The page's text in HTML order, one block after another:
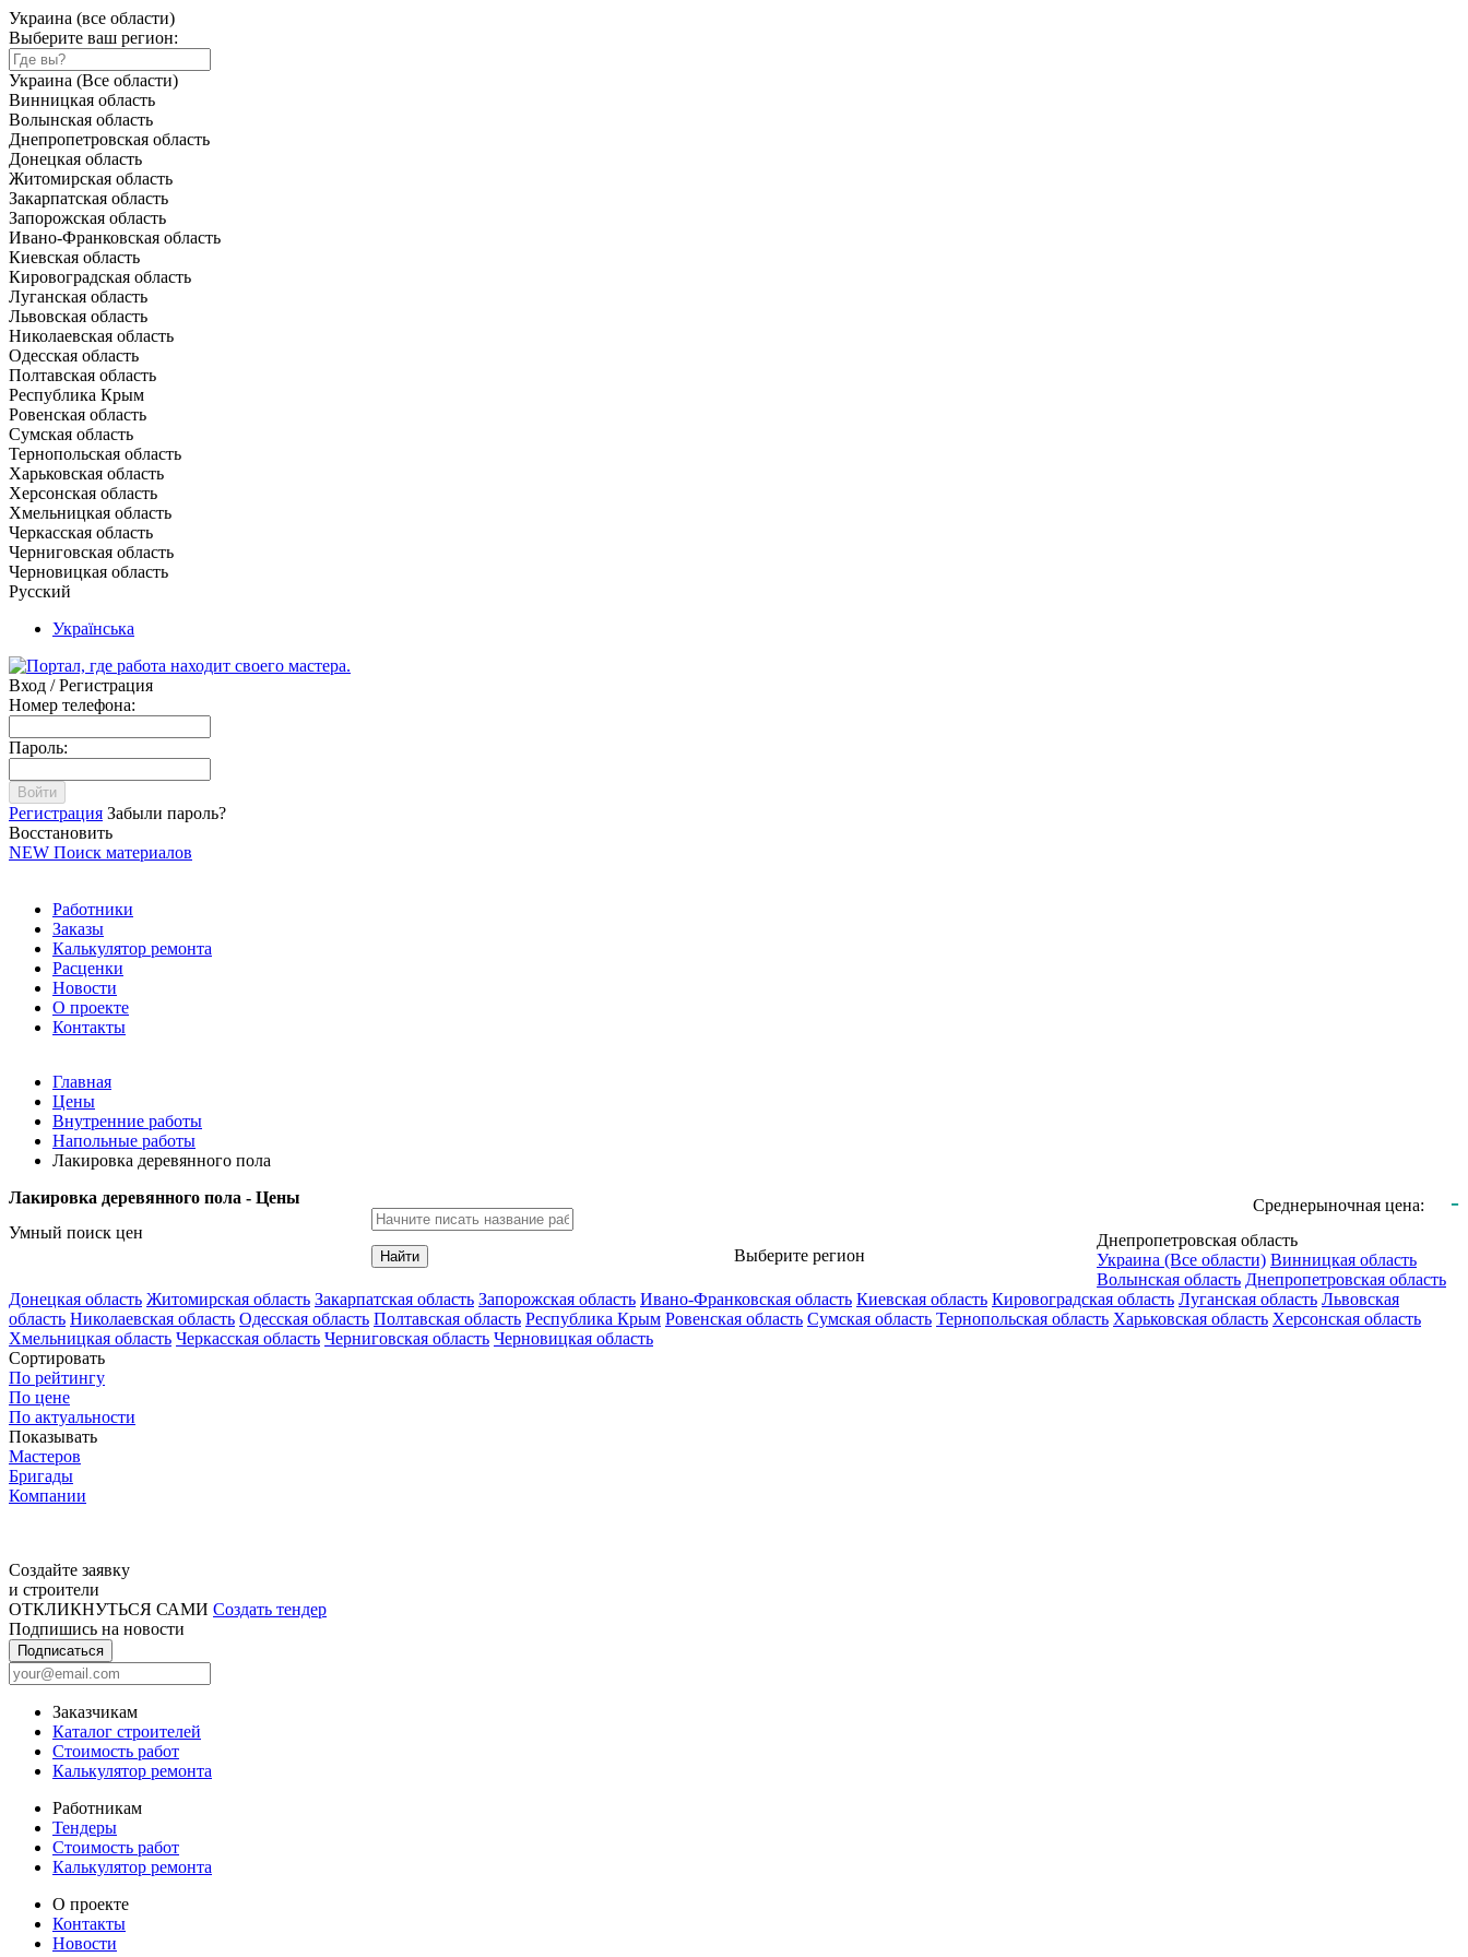
Украина (все области)
Выберите ваш регион:
Украина (Все области)
Винницкая область
Волынская область
Днепропетровская область
Донецкая область
Житомирская область
Закарпатская область
Запорожская область
Ивано-Франковская область
Киевская область
Кировоградская область
Луганская область
Львовская область
Николаевская область
Одесская область
Полтавская область
Республика Крым
Ровенская область
Сумская область
Тернопольская область
Харьковская область
Херсонская область
Хмельницкая область
Черкасская область
Черниговская область
Черновицкая область
Русский
Українська
Вход / Регистрация
Номер телефона:
Пароль:
Войти
Регистрация Забыли пароль?
Восстановить
NEW Поиск материалов
Работники
Заказы
Калькулятор ремонта
Расценки
Новости
О проекте
Контакты
Главная
Цены
Внутренние работы
Напольные работы
Лакировка деревянного пола
Лакировка деревянного пола - Цены
Среднерыночная цена: -
Умный поиск цен
Найти Выберите регион
Днепропетровская область
Украина (Все области) Винницкая область
Волынская область Днепропетровская область
Донецкая область Житомирская область Закарпатская область Запорожская область Ивано-Франковская область Киевская область Кировоградская область Луганская область Львовская
область Николаевская область Одесская область Полтавская область Республика Крым Ровенская область Сумская область Тернопольская область Харьковская область Херсонская область
Хмельницкая область Черкасская область Черниговская область Черновицкая область
Сортировать
По рейтингу
По цене
По актуальности
Показывать
Мастеров
Бригады
Компании
Создайте заявку
и строители
ОТКЛИКНУТЬСЯ САМИ Создать тендер
Подпишись на новости
Подписаться
Заказчикам
Каталог строителей
Стоимость работ
Калькулятор ремонта
Работникам
Тендеры
Стоимость работ
Калькулятор ремонта
О проекте
Контакты
Новости